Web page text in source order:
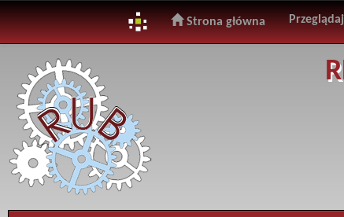
navigation
Strona główna